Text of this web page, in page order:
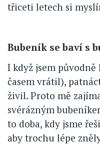
třiceti letech si
Bubeník se baví s
I když jsem původně
časem vrátil),
živil. Proto mě
svérázným
to doba, kdy jsme
aby trochu lépe